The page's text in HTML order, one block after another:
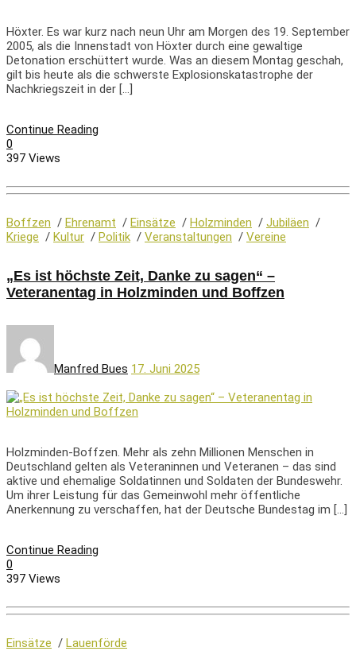
Höxter. Es war kurz nach neun Uhr am Morgen des 19. September
2005, als die Innenstadt von Höxter durch eine gewaltige
Detonation erschüttert wurde. Was an diesem Montag geschah,
gilt bis heute als die schwerste Explosionskatastrophe der
Nachkriegszeit in der […]
Continue Reading
0
397 Views
Boffzen / Ehrenamt / Einsätze / Holzminden / Jubiläen /
Kriege / Kultur / Politik / Veranstaltungen / Vereine
„Es ist höchste Zeit, Danke zu sagen“ –
Veteranentag in Holzminden und Boffzen
Manfred Bues 17. Juni 2025
Holzminden-Boffzen. Mehr als zehn Millionen Menschen in
Deutschland gelten als Veteraninnen und Veteranen – das sind
aktive und ehemalige Soldatinnen und Soldaten der Bundeswehr.
Um ihrer Leistung für das Gemeinwohl mehr öffentliche
Anerkennung zu verschaffen, hat der Deutsche Bundestag im […]
Continue Reading
0
397 Views
Einsätze / Lauenförde